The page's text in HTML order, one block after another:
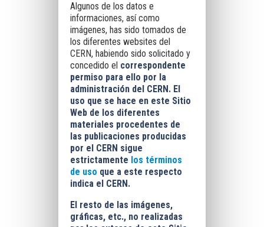
Algunos de los datos e
informaciones, así como
imágenes, has sido tomados de
los diferentes websites del
CERN, habiendo sido solicitado y
concedido el correspondente
permiso para ello por la
administración del CERN. El
uso que se hace en este Sitio
Web de los diferentes
materiales procedentes de
las publicaciones producidas
por el CERN sigue
estrictamente los términos
de uso que a este respecto
indica el CERN.
El resto de las imágenes,
gráficas, etc., no realizadas